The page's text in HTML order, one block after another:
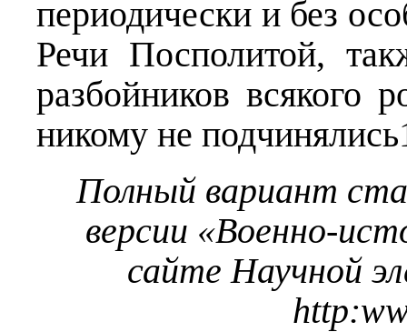
периодически и без
Речи Посполитой,
разбойников всякого
никому не
Полный вариант
версии «Военно-
сайте Научной
http: